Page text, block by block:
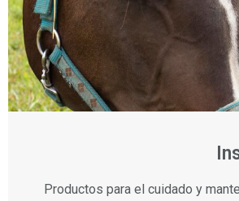
Productos para el cuidado y